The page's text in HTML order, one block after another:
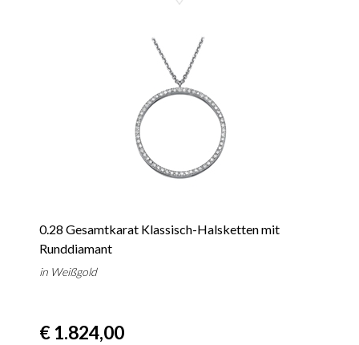
0.28 Gesamtkarat Klassisch-Halsketten mit
Runddiamant
in Weißgold
€ 1.824,00